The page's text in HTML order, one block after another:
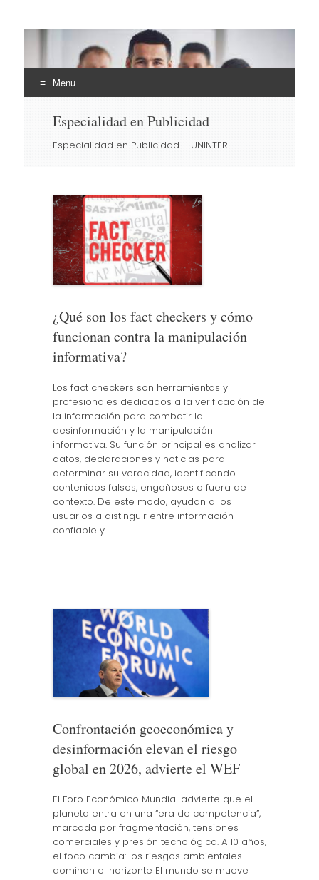
EHLI
UNINTER
Menu
content
Especialidad en Publicidad
Especialidad en Publicidad – UNINTER
¿Qué son los fact checkers y cómo
funcionan contra la manipulación
informativa?
Los fact checkers son herramientas y
profesionales dedicados a la verificación de
la información para combatir la
desinformación y la manipulación
informativa. Su función principal es analizar
datos, declaraciones y noticias para
determinar su veracidad, identificando
contenidos falsos, engañosos o fuera de
contexto. De este modo, ayudan a los
usuarios a distinguir entre información
confiable y…
Confrontación geoeconómica y
desinformación elevan el riesgo
global en 2026, advierte el WEF
El Foro Económico Mundial advierte que el
planeta entra en una “era de competencia”,
marcada por fragmentación, tensiones
comerciales y presión tecnológica. A 10 años,
el foco cambia: los riesgos ambientales
dominan el horizonte El mundo se mueve